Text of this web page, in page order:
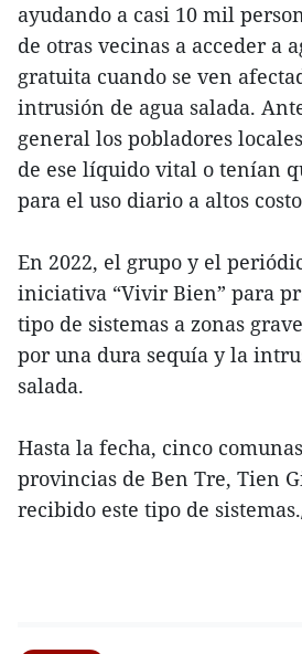
ayudando a casi 10 mil
de otras vecinas a acceder a
gratuita cuando se ven
intrusión de agua salada.
general los pobladores
de ese líquido vital o tenían
para el uso diario a altos
En 2022, el grupo y el
iniciativa “Vivir Bien” para
tipo de sistemas a zonas
por una dura sequía y la
salada.
Hasta la fecha, cinco
provincias de Ben Tre, Tien
recibido este tipo de